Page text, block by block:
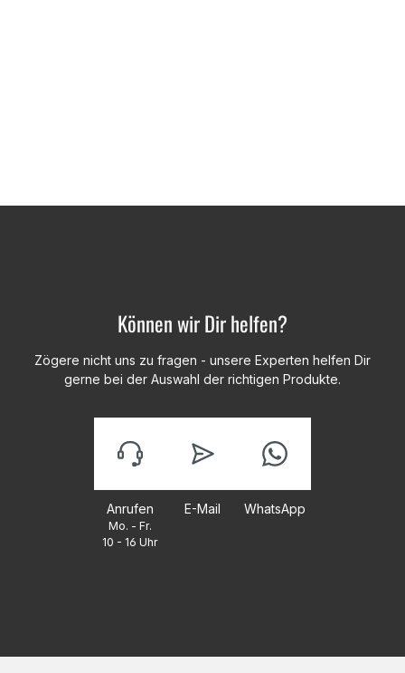
Können wir Dir helfen?
Zögere nicht uns zu fragen - unsere Experten helfen Dir
gerne bei der Auswahl der richtigen Produkte.
Anrufen
Mo. - Fr.
10 - 16 Uhr
E-Mail WhatsApp